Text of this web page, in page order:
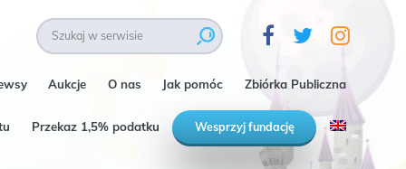
Aukcje O nas Jak pomóc Zbiórka Publiczna
Przekaz 1,5% podatku Wesprzyj fundację